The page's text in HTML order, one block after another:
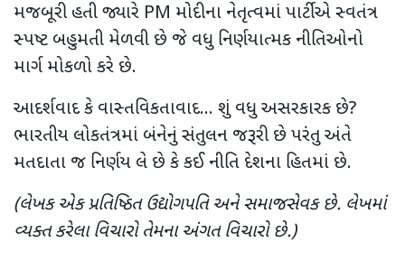
મજબૂરી હતી જ્યારે PM મોદીના નેતૃત્વમાં પાર્ટીએ સ્વતંત્ર
સ્પષ્ટ બહુમતી મેળવી છે જે વધુ નિર્ણયાત્મક નીતિઓનો
માર્ગ મોકળો કરે છે.
આદર્શવાદ કે વાસ્તવિકતાવાદ... શું વધુ અસરકારક છે?
ભારતીય લોકતંત્રમાં બંનેનું સંતુલન જરૂરી છે પરંતુ અંતે
મતદાતા જ નિર્ણય લે છે કે કઈ નીતિ દેશના હિતમાં છે.
(લેખક એક પ્રતિષ્ઠિત ઉદ્યોગપતિ અને સમાજસેવક છે. લેખમાં
વ્યક્ત કરેલા વિચારો તેમના અંગત વિચારો છે.)